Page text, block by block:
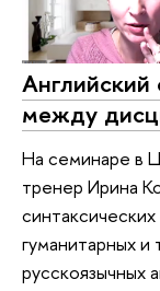
Английский
между
На семинаре в
тренер Ирина
гуманитарных и
русскоязычных